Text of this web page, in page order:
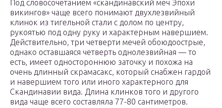
Под словосочетанием «скандинавский меч Эпохи
викингов» чаще всего понимают двухлезвийный
клинок из тигельной стали с долом по центру,
рукоятью под одну руку и характерным навершием.
Действительно, три четверти мечей обоюдоострые,
однако оставшаяся четверть однолезвийная — то
есть, имеет одностороннюю заточку и похожа на
очень длинный скрамасакс, который снабжен гардой
и навершием того или иного характерного для
Скандинавии вида. Длина клинков того и другого
вида чаще всего составляла 77-80 сантиметров.